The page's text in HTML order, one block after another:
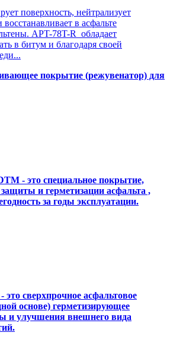
поверхность, нейтрализует
в асфальте
APT-78T-R обладает
в битум и благодаря своей
покрытие (режувенатор) для
- это специальное покрытие,
защиты и герметизации асфальта ,
за годы эксплуатации.
сверхпрочное асфальтовое
основе) герметизирующее
и улучшения внешнего вида